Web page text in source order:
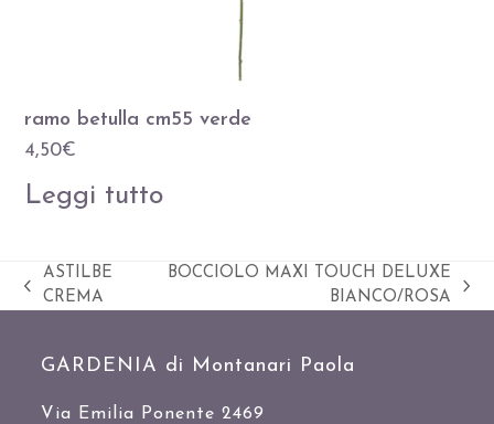
ramo betulla cm55 verde
4,50€
Leggi tutto
Slide
ASTILBE
CREMA
BOCCIOLO MAXI TOUCH DELUXE
BIANCO/ROSA
GARDENIA di Montanari Paola
Via Emilia Ponente 2469